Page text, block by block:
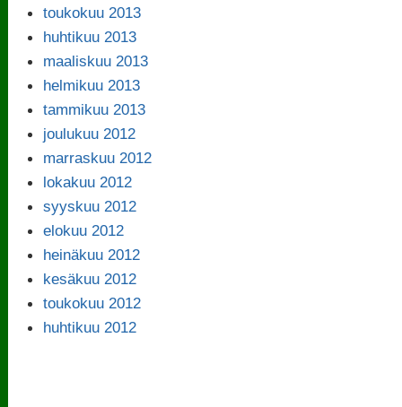
toukokuu 2013
huhtikuu 2013
maaliskuu 2013
helmikuu 2013
tammikuu 2013
joulukuu 2012
marraskuu 2012
lokakuu 2012
syyskuu 2012
elokuu 2012
heinäkuu 2012
kesäkuu 2012
toukokuu 2012
huhtikuu 2012